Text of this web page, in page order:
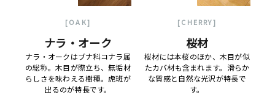
[OAK]
ナラ・オーク
ナラ・オークはブナ科コナラ属
の総称。木目が際立ち、無垢材
らしさを味わえる樹種。虎斑が
出るのが特長です。
[CHERRY]
桜材
桜材には本桜のほか、木目が似
たカバ材も含まれます。滑らか
な質感と自然な光沢が特長で
す。